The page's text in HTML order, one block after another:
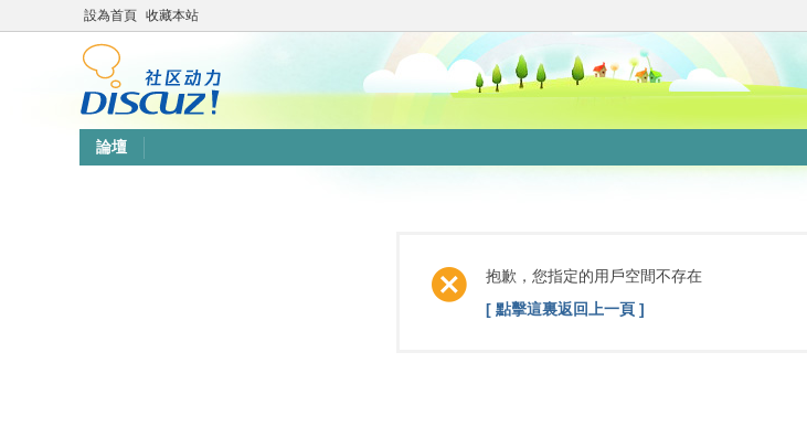
設為首頁 收藏本站
論壇
抱歉，您指定的用戶空間不存在
[ 點擊這裏返回上一頁 ]